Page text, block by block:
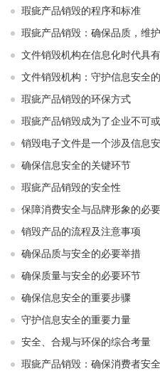
瑕疵产品销毁的程序和标准
瑕疵产品销毁：确保品质，维
文件销毁机构在信息化时代具
文件销毁机构：守护信息安全
瑕疵产品销毁的环保方式
瑕疵产品销毁成为了企业不可
销毁电子文件是一个涉及信息
确保信息安全的关键环节
瑕疵产品销毁的安全性
保障消费安全与品牌形象的必
销毁产品的流程及注意事项
确保品质与安全的必要举措
确保质量与安全的必要环节
确保信息安全的重要步骤
守护信息安全的重要力量
安全、合规与环保的综合考量
瑕疵产品销毁：确保消费者安